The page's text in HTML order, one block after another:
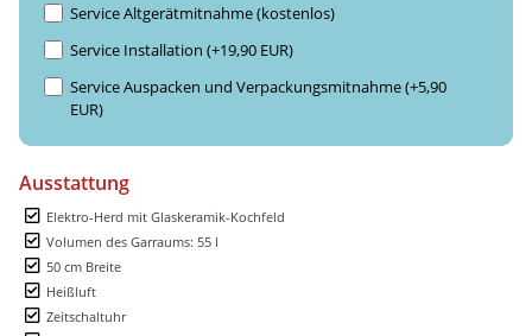
Service Altgerätmitnahme (kostenlos)
Service Installation (+19,90 EUR)
Service Auspacken und Verpackungsmitnahme (+5,90
EUR)
Ausstattung
Elektro-Herd mit Glaskeramik-Kochfeld
Volumen des Garraums: 55 l
50 cm Breite
Heißluft
Zeitschaltuhr